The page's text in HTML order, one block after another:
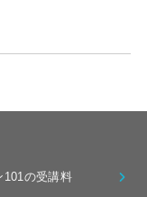
101の受講料